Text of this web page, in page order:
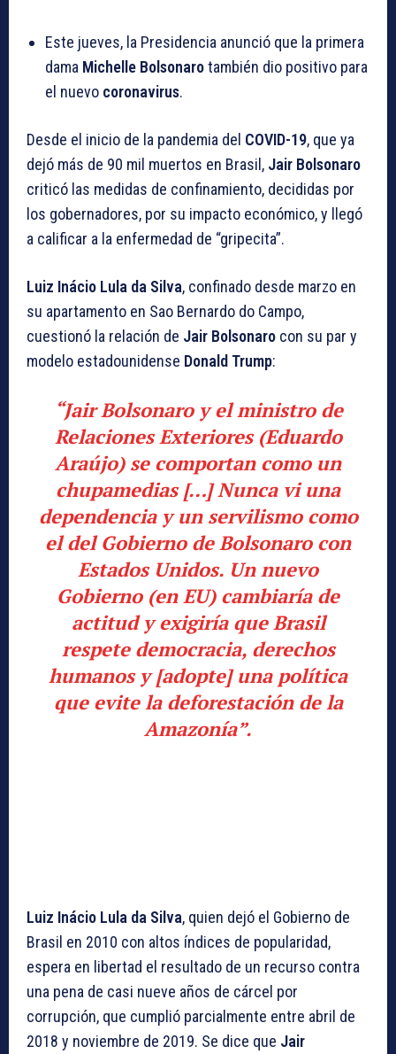
Este jueves, la Presidencia anunció que la primera
dama Michelle Bolsonarotambién dio positivo para
el nuevo coronavirus.
Desde el inicio de la pandemia del COVID-19, que ya
dejó más de 90 mil muertos en Brasil, Jair Bolsonaro
criticó las medidas de confinamiento, decididas por
los gobernadores, por su impacto económico, y llegó
a calificar a la enfermedad de “gripecita”.
Luiz Inácio Lula da Silva, confinado desde marzo en
su apartamento en Sao Bernardo do Campo,
cuestionó la relación de Jair Bolsonaro con su par y
modelo estadounidense Donald Trump:
“Jair Bolsonaroy el ministro de
Relaciones Exteriores (Eduardo
Araújo) se comportan como un
chupamedias […] Nunca vi una
dependencia y un servilismo como
el del Gobierno de Bolsonaro con
Estados Unidos. Un nuevo
Gobierno (en EU) cambiaría de
actitud y exigiría que Brasil
respete democracia, derechos
humanos y [adopte] una política
que evite la deforestación de la
Amazonía”.
Luiz Inácio Lula da Silva, quien dejó el Gobierno de
Brasil en 2010 con altos índices de popularidad,
espera en libertad el resultado de un recurso contra
una pena de casi nueve años de cárcel por
corrupción, que cumplió parcialmente entre abril de
2018 y noviembre de 2019. Se dice que Jair